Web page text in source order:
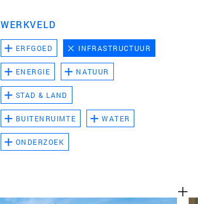
WERKVELD
ERFGOED INFRASTRUCTUUR
ENERGIE NATUUR
STAD & LAND
BUITENRUIMTE WATER
ONDERZOEK